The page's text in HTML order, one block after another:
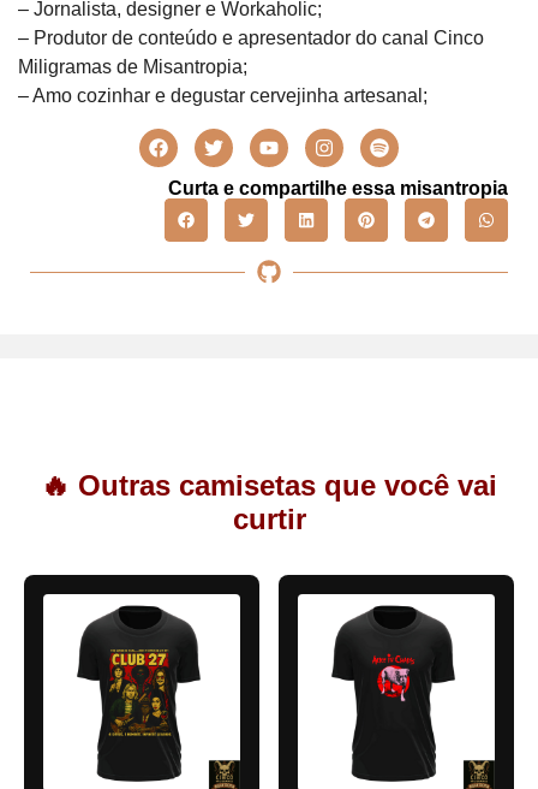
– Jornalista, designer e Workaholic;
– Produtor de conteúdo e apresentador do canal Cinco
Miligramas de Misantropia;
– Amo cozinhar e degustar cervejinha artesanal;
Curta e compartilhe essa misantropia
🔥 Outras camisetas que você vai
curtir